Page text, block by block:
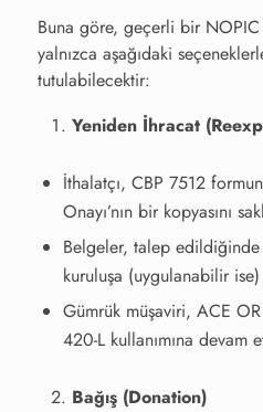
Buna göre, geçerli bir
yalnızca aşağıdaki
tutulabilecektir:
Yeniden İhracat
İthalatçı, CBP 7512
Onayı’nın bir kopyasını
Belgeler, talep edildiğinde
kuruluşa (uygulanabilir ise)
Gümrük müşaviri, ACE
420-L kullanımına devam
Bağış (Donation)